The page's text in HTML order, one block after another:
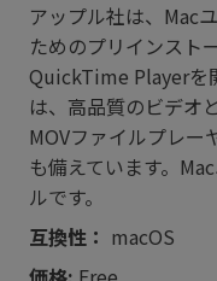
アップル社は、Mac
ためのプリインスト
QuickTime Playerを
は、高品質のビデオ
MOVファイルプレー
も備えています。
ルです。
互換性： macOS